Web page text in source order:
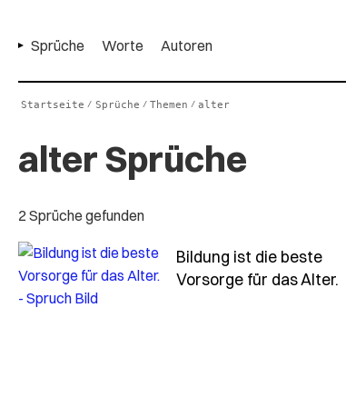
Sprüche Worte Autoren
Startseite / Sprüche / Themen / alter
alter Sprüche
2 Sprüche gefunden
Bildung ist die beste
Vorsorge für das Alter.